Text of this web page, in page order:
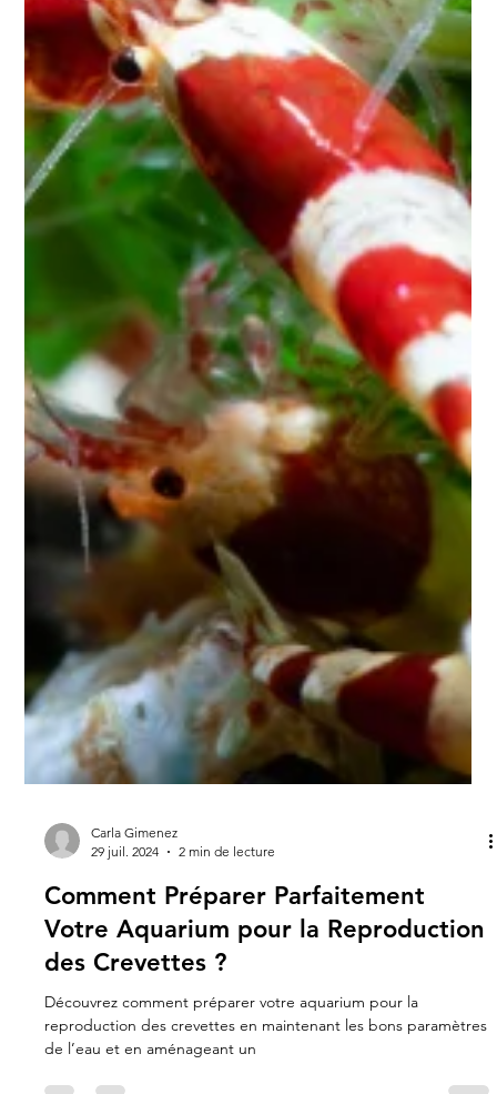
29 juil. 2024
2 min de lecture
Comment Préparer Parfaitement
Votre Aquarium pour la Reproduction
des Crevettes ?
Découvrez comment préparer votre aquarium pour la